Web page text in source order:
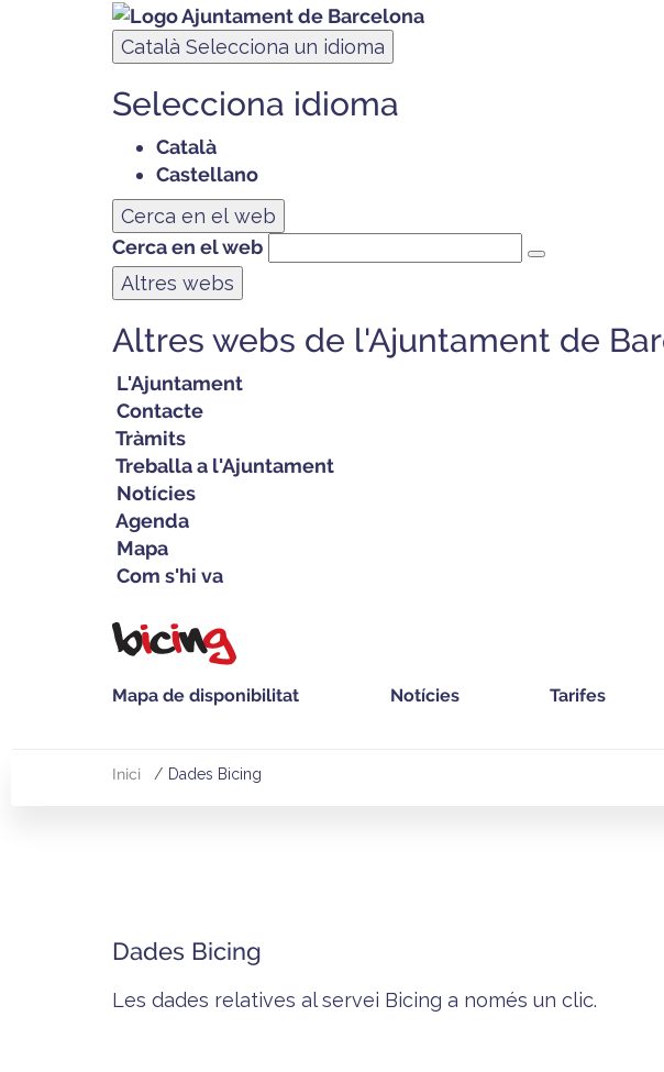
Català Selecciona un idioma
Selecciona idioma
Català
Castellano
Cerca en el web
Cerca en el web
Altres webs
Altres webs de l'Ajuntament de
L'Ajuntament
Contacte
Tràmits
Treballa a l'Ajuntament
Notícies
Agenda
Mapa
Com s'hi va
principal
Mapa de disponibilitat Notícies Tarifes
Inici Dades Bicing
Dades Bicing
Les dades relatives al servei Bicing a només un clic.